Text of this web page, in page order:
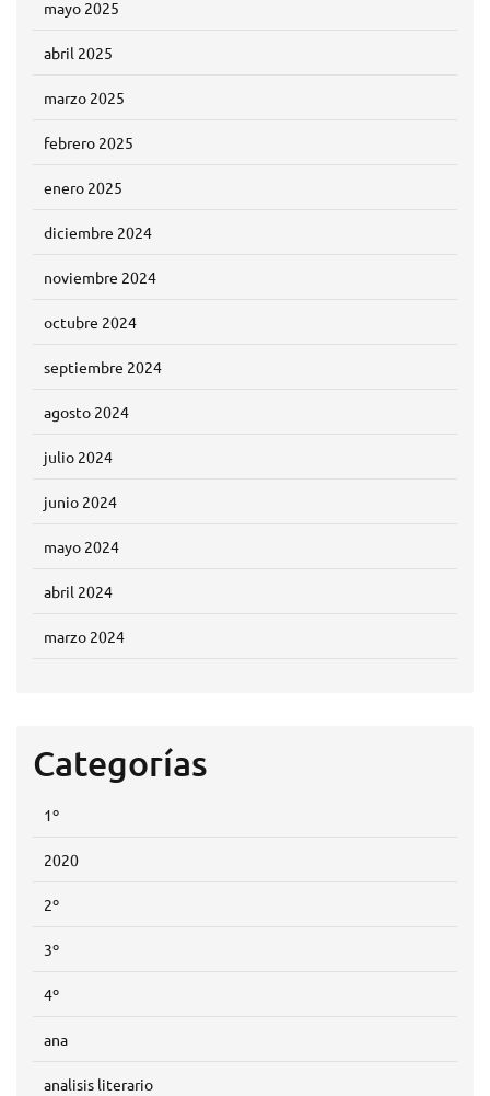
mayo 2025
abril 2025
marzo 2025
febrero 2025
enero 2025
diciembre 2024
noviembre 2024
octubre 2024
septiembre 2024
agosto 2024
julio 2024
junio 2024
mayo 2024
abril 2024
marzo 2024
Categorías
1º
2020
2º
3º
4º
ana
analisis literario